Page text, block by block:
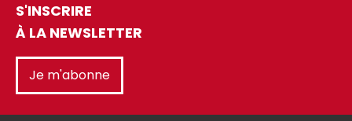
S'INSCRIRE
À LA NEWSLETTER
Je m'abonne